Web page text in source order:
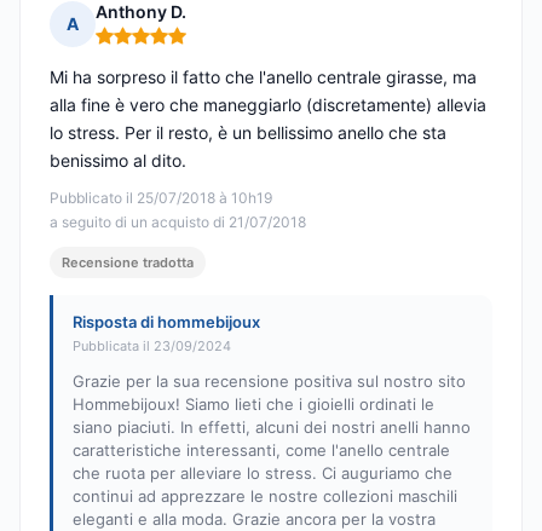
A
Anthony D.
Nota: 5 su 5
Pubblicato il 25/07/2018 à 10h19
a seguito di un acquisto di 21/07/2018
Mi ha sorpreso il fatto che l'anello centrale girasse, ma
alla fine è vero che maneggiarlo (discretamente) allevia
lo stress. Per il resto, è un bellissimo anello che sta
benissimo al dito.
Recensione tradotta
Risposta di hommebijoux
Pubblicata il 23/09/2024
Grazie per la sua recensione positiva sul nostro sito
Hommebijoux! Siamo lieti che i gioielli ordinati le
siano piaciuti. In effetti, alcuni dei nostri anelli hanno
caratteristiche interessanti, come l'anello centrale
che ruota per alleviare lo stress. Ci auguriamo che
continui ad apprezzare le nostre collezioni maschili
eleganti e alla moda. Grazie ancora per la vostra